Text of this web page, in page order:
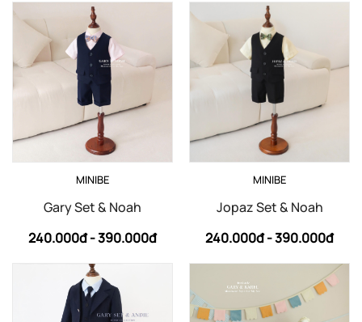
MINIBE
Gary Set & Noah
240.000đ -390.000đ
MINIBE
Jopaz Set & Noah
240.000đ -390.000đ